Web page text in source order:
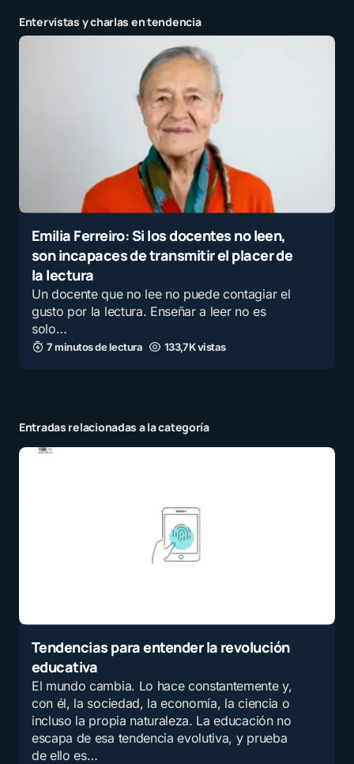
navegador para la próxima vez que comente.
Recibir un correo electrónico con los siguientes
comentarios a esta entrada.
Recibir un correo electrónico con cada nueva
Enviar comentario
Entervistas y charlas en tendencia
Emilia Ferreiro: Si los docentes no leen,
son incapaces de transmitir el placer de
la lectura
Un docente que no lee no puede contagiar el
gusto por la lectura. Enseñar a leer no es
solo…
7 minutos de lectura 133,7K vistas
Entradas relacionadas a la categoría
Tendencias para entender la revolución
educativa
El mundo cambia. Lo hace constantemente y,
con él, la sociedad, la economía, la ciencia o
incluso la propia naturaleza. La educación no
escapa de esa tendencia evolutiva, y prueba
de ello es…